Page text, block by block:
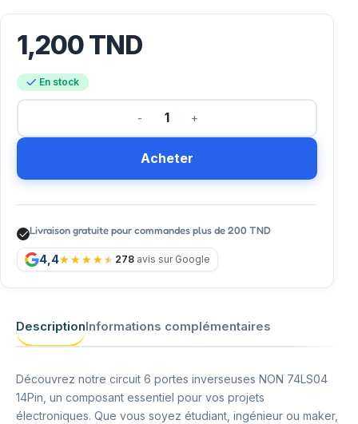
1,200TND
En stock
Acheter
Livraison gratuite pour commandes plus de 200 TND
4,4 278 avis sur Google
DescriptionInformations complémentaires
Découvrez notre circuit 6 portes inverseuses NON 74LS04
14Pin, un composant essentiel pour vos projets
électroniques. Que vous soyez étudiant, ingénieur ou maker,